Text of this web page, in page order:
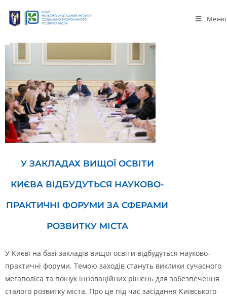
Меню
У ЗАКЛАДАХ ВИЩОЇ ОСВІТИ
КИЄВА ВІДБУДУТЬСЯ НАУКОВО-
ПРАКТИЧНІ ФОРУМИ ЗА СФЕРАМИ
РОЗВИТКУ МІСТА
У Києві на базі закладів вищої освіти відбудуться науково-
практичні форуми. Темою заходів стануть виклики сучасного
мегаполіса та пошук інноваційних рішень для забезпечення
сталого розвитку міста. Про це під час засідання Київського